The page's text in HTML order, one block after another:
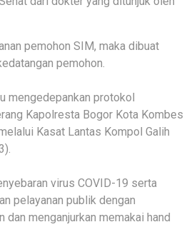
pemohon SIM, maka dibuat
pemohon.
mengedepankan protokol
Kapolresta Bogor Kota Kombes
Kasat Lantas Kompol Galih
virus COVID-19 serta
pelayanan publik dengan
dan menganjurkan memakai hand